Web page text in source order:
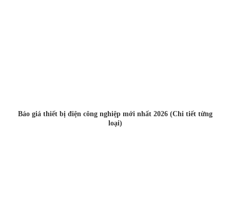
Báo giá thiết bị điện công nghiệp mới nhất 2026 (Chi tiết từng
loại)